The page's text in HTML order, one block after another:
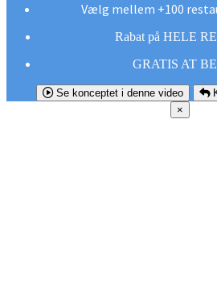
Vælg mellem +100
Rabat på HELE
GRATIS AT
Se konceptet i denne video
×